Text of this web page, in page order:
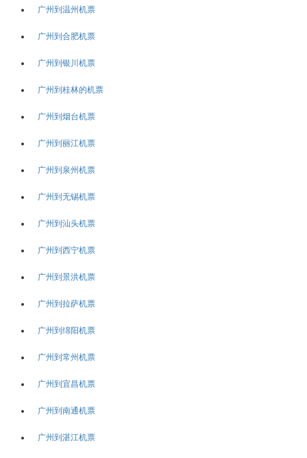
广州到温州机票
广州到合肥机票
广州到银川机票
广州到桂林的机票
广州到烟台机票
广州到丽江机票
广州到泉州机票
广州到无锡机票
广州到汕头机票
广州到西宁机票
广州到景洪机票
广州到拉萨机票
广州到绵阳机票
广州到常州机票
广州到宜昌机票
广州到南通机票
广州到湛江机票